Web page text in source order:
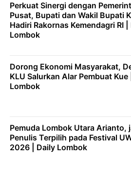
Perkuat Sinergi dengan
Pusat, Bupati dan Wakil Bupati
Hadiri Rakornas Kemendagri RI |
Lombok
Dorong Ekonomi Masyarakat,
KLU Salurkan Alar Pembuat Kue
Lombok
Pemuda Lombok Utara Arianto,
Penulis Terpilih pada Festival
2026 | Daily Lombok